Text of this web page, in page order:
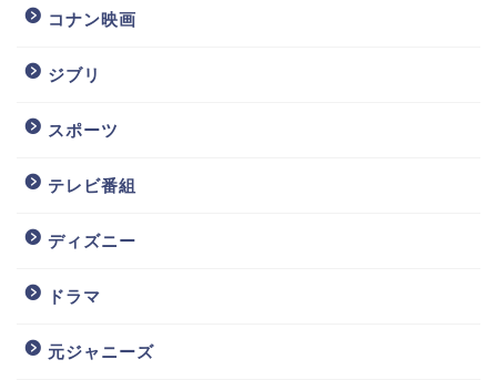
コナン映画
ジブリ
スポーツ
テレビ番組
ディズニー
ドラマ
元ジャニーズ